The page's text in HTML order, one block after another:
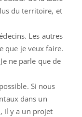
du territoire, et
Les autres
que je veux faire.
ne parle que de
Si nous
dans un
il y a un projet